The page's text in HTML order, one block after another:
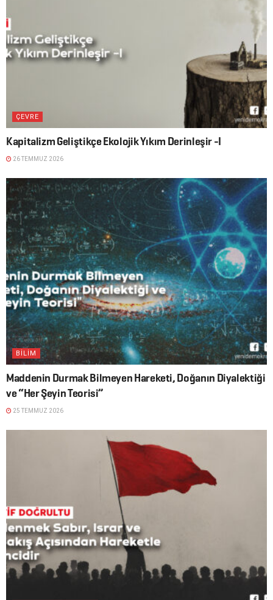
ÇEVRE
Kapitalizm Geliştikçe Ekolojik Yıkım Derinleşir -I
26 TEMMUZ 2026
BİLİM
Maddenin Durmak Bilmeyen Hareketi, Doğanın Diyalektiği
ve “Her Şeyin Teorisi”
25 TEMMUZ 2026